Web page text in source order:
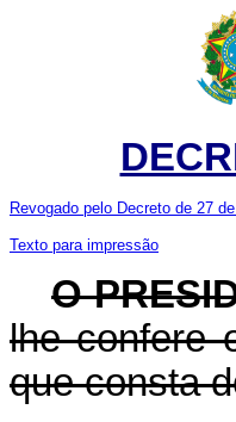
Revogado pelo Decreto de 27
Texto para impressão
O
lhe confere
que consta